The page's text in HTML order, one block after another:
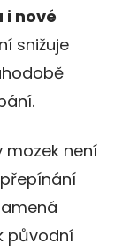
i nové
snižuje
mozek není
původní